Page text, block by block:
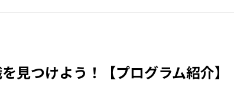
見つけよう！【プログラム紹介】